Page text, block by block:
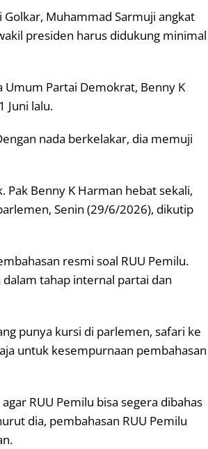
Golkar, Muhammad Sarmuji angkat
presiden harus didukung minimal
Partai Demokrat, Benny K
Juni lalu.
nada berkelakar, dia memuji
Pak Benny K Harman hebat sekali,
Senin (29/6/2026), dikutip
resmi soal RUU Pemilu.
dalam tahap internal partai dan
punya kursi di parlemen, safari ke
untuk kesempurnaan pembahasan
RUU Pemilu bisa segera dibahas
dia, pembahasan RUU Pemilu